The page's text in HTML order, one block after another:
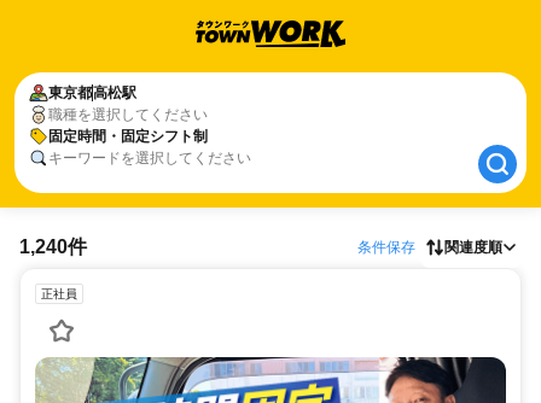
東京都高松駅
職種を選択してください
固定時間・固定シフト制
キーワードを選択してください
東京都高松駅
固定時間・固定シフト制
1,240件 条件保存 関連度順
正社員